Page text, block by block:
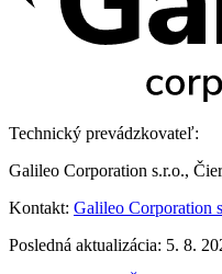
Technický prevádzkovateľ:
Galileo Corporation s.r.o.,
Kontakt: Galileo Corporation
Posledná aktualizácia: 5. 8.